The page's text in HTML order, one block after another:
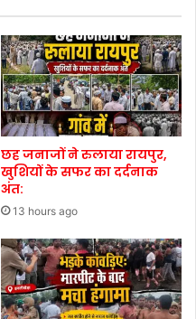
छह जनाजों ने रुलाया रायपुर,
खुशियों के सफर का दर्दनाक
अंत:
13 hours ago